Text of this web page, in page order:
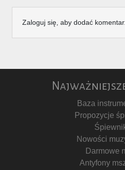
Zaloguj się, aby dodać
Baza
Propozycje
Nowości
Darmowe
Antyfony